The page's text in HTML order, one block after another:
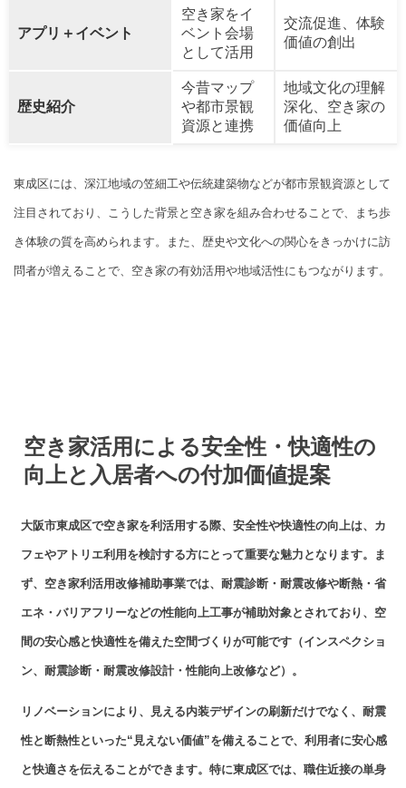
アプリ＋イベント
空き家をイ
ベント会場
として活用
交流促進、体験
価値の創出
歴史紹介
今昔マップ
や都市景観
資源と連携
地域文化の理解
深化、空き家の
価値向上
東成区には、深江地域の笠細工や伝統建築物などが都市景観資源として
注目されており、こうした背景と空き家を組み合わせることで、まち歩
き体験の質を高められます。また、歴史や文化への関心をきっかけに訪
問者が増えることで、空き家の有効活用や地域活性にもつながります。
空き家活用による安全性・快適性の
向上と入居者への付加価値提案
大阪市東成区で空き家を利活用する際、安全性や快適性の向上は、カ
フェやアトリエ利用を検討する方にとって重要な魅力となります。ま
ず、空き家利活用改修補助事業では、耐震診断・耐震改修や断熱・省
エネ・バリアフリーなどの性能向上工事が補助対象とされており、空
間の安心感と快適性を備えた空間づくりが可能です（インスペクショ
ン、耐震診断・耐震改修設計・性能向上改修など）。
リノベーションにより、見える内装デザインの刷新だけでなく、耐震
性と断熱性といった“見えない価値”を備えることで、利用者に安心感
と快適さを伝えることができます。特に東成区では、職住近接の単身